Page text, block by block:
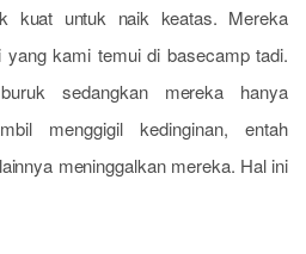
kuat untuk naik keatas. Mereka
yang kami temui di basecamp tadi.
sedangkan mereka hanya
menggigil kedinginan, entah
meninggalkan mereka. Hal ini